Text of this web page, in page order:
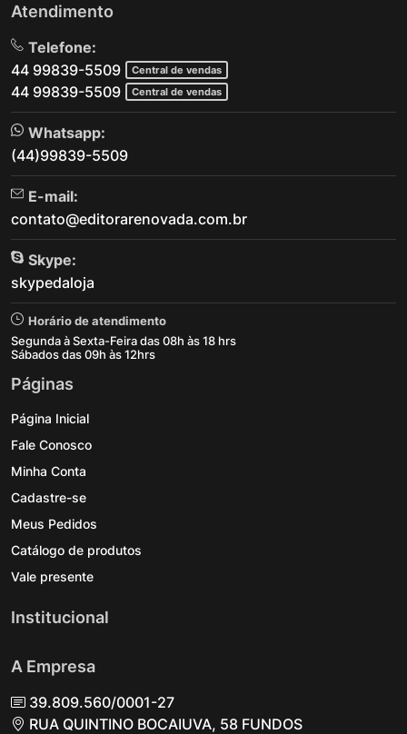
Atendimento
Telefone:
44 99839-5509
Central de vendas
44 99839-5509 Central de vendas
Whatsapp:
(44)99839-5509
E-mail:
contato@editorarenovada.com.br
Skype:
skypedaloja
Horário de atendimento
Segunda à Sexta-Feira das 08h às 18 hrs
Sábados das 09h às 12hrs
Páginas
Página Inicial
Fale Conosco
Minha Conta
Cadastre-se
Meus Pedidos
Catálogo de produtos
Vale presente
Institucional
A Empresa
39.809.560/0001-27
RUA QUINTINO BOCAIUVA, 58 FUNDOS